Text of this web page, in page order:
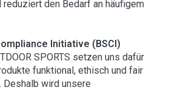
reduziert den Bedarf an häufigem
Initiative (BSCI)
SPORTS setzen uns dafür
funktional, ethisch und fair
wird unsere